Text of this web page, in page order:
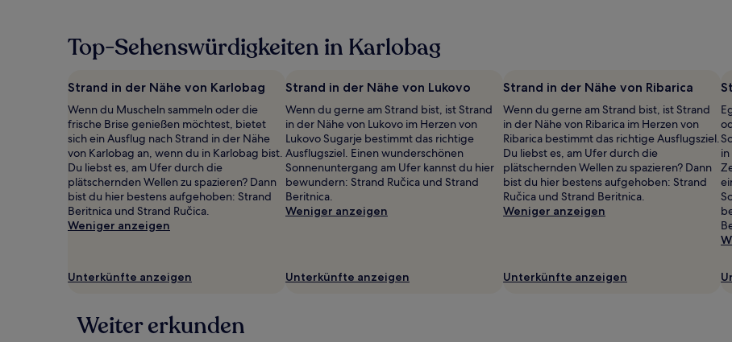
in
den
24 Stunden
für
einen
Aufenthalt
mit
1 Übernachtung
von
2 Erwachsenen
gefunden
wurde.
Preise
können
sich
können
Top-Sehenswürdigkeiten in Karlobag
Strand in der Nähe von Karlobag
Wenn du Muscheln sammeln oder die
frische Brise genießen möchtest, bietet
sich ein Ausflug nach Strand in der Nähe
von Karlobag an, wenn du in Karlobag bist.
Du liebst es, am Ufer durch die
plätschernden Wellen zu spazieren? Dann
bist du hier bestens aufgehoben: Strand
Beritnica und Strand Ručica.
Weniger anzeigen
Unterkünfte anzeigen
Strand in der Nähe von Lukovo
Wenn du gerne am Strand bist, ist Strand
in der Nähe von Lukovo im Herzen von
Lukovo Sugarje bestimmt das richtige
Ausflugsziel. Einen wunderschönen
Sonnenuntergang am Ufer kannst du hier
bewundern: Strand Ručica und Strand
Beritnica.
Weniger anzeigen
Unterkünfte anzeigen
Strand in der Nähe von Ribarica
Wenn du gerne am Strand bist, ist Strand
in der Nähe von Ribarica im Herzen von
Ribarica bestimmt das richtige Ausflugsziel.
Du liebst es, am Ufer durch die
plätschernden Wellen zu spazieren? Dann
bist du hier bestens aufgehoben: Strand
Ručica und Strand Beritnica.
Weniger anzeigen
Unterkünfte anzeigen
Weiter erkunden